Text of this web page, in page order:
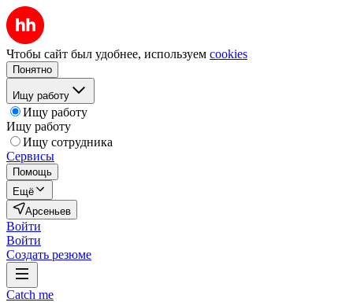
Чтобы сайт был удобнее, используем cookies
Понятно
Ищу работу
Ищу работу
Ищу работу
Ищу сотрудника
Сервисы
Помощь
Ещё
Арсеньев
Войти
Войти
Создать резюме
Catch me